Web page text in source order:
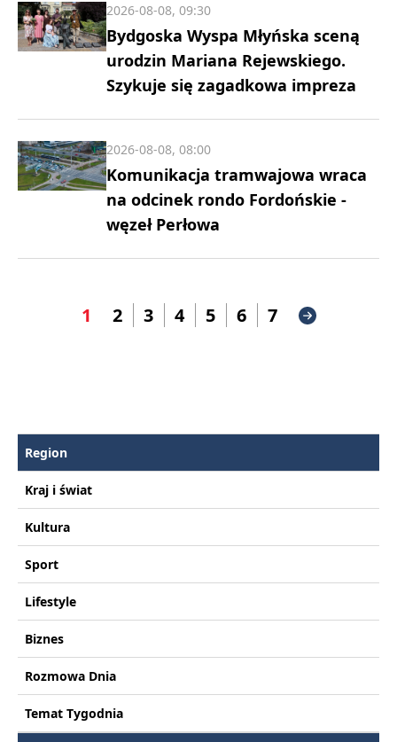
Bydgoska Wyspa Młyńska sceną
urodzin Mariana Rejewskiego.
Szykuje się zagadkowa impreza
2026-08-08, 09:30
Komunikacja tramwajowa wraca
na odcinek rondo Fordońskie -
węzeł Perłowa
2026-08-08, 08:00
1 2 3 4 5 6 7
Region
Kraj i świat
Kultura
Sport
Lifestyle
Biznes
Rozmowa Dnia
Temat Tygodnia